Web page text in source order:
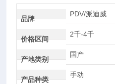
品牌
PDV/派迪威
价格区间
2千-4千
产地类别
国产
产品种类
手动